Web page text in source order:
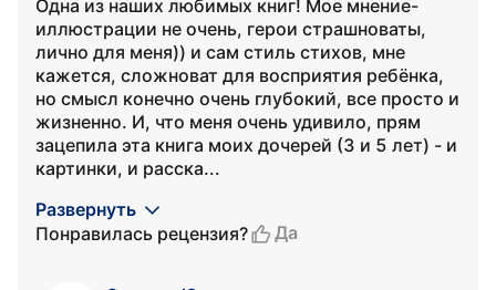
Одна из наших любимых книг! Мое мнение-
иллюстрации не очень, герои страшноваты,
лично для меня)) и сам стиль стихов, мне
кажется, сложноват для восприятия ребёнка,
но смысл конечно очень глубокий, все просто и
жизненно. И, что меня очень удивило, прям
зацепила эта книга моих дочерей (3 и 5 лет) - и
картинки, и расска...
Развернуть
Понравилась рецензия?
Да